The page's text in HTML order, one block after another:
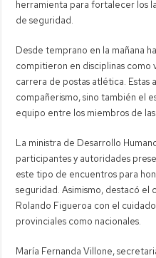
herramienta para fortalecer los
de seguridad.
Desde temprano en la mañana
compitieron en disciplinas
carrera de postas atlética.
compañerismo, sino también el
equipo entre los miembros de
La ministra de Desarrollo
participantes y autoridades
este tipo de encuentros para
seguridad. Asimismo, destacó
Rolando Figueroa con el
provinciales como nacionales.
María Fernanda Villone,